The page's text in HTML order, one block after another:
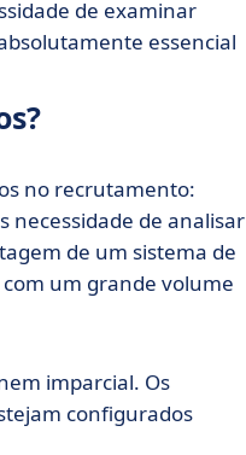
de examinar
essencial
no recrutamento:
necessidade de analisar
de um sistema de
um grande volume
imparcial. Os
configurados